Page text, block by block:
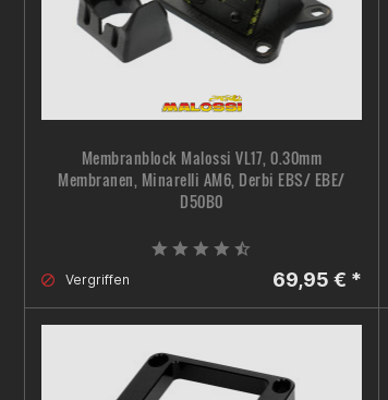
Membranblock Malossi VL17, 0.30mm
Membranen, Minarelli AM6, Derbi EBS/ EBE/
D50B0
Vergriffen 69,95 € *